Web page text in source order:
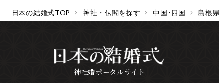
日本の結婚式TOP 神社・仏閣を探す 中国･四国 島根
神社婚ポータルサイト